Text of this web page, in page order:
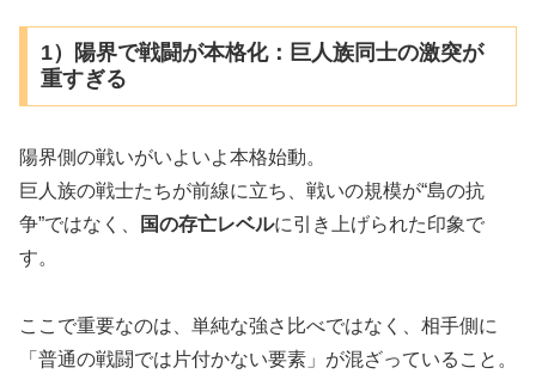
1）陽界で戦闘が本格化：巨人族同士の激突が
重すぎる
陽界側の戦いがいよいよ本格始動。
巨人族の戦士たちが前線に立ち、戦いの規模が“島の抗
争”ではなく、
国の存亡レベルに引き上げられた印象で
す。
ここで重要なのは、単純な強さ比べではなく、相手側に
「普通の戦闘では片付かない要素」が混ざっていること。